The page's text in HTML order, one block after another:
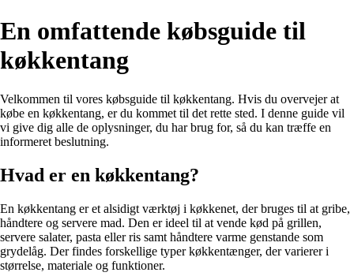
En omfattende købsguide til
køkkentang
Velkommen til vores købsguide til køkkentang. Hvis du overvejer at
købe en køkkentang, er du kommet til det rette sted. I denne guide vil
vi give dig alle de oplysninger, du har brug for, så du kan træffe en
informeret beslutning.
Hvad er en køkkentang?
En køkkentang er et alsidigt værktøj i køkkenet, der bruges til at gribe,
håndtere og servere mad. Den er ideel til at vende kød på grillen,
servere salater, pasta eller ris samt håndtere varme genstande som
grydelåg. Der findes forskellige typer køkkentænger, der varierer i
størrelse, materiale og funktioner.